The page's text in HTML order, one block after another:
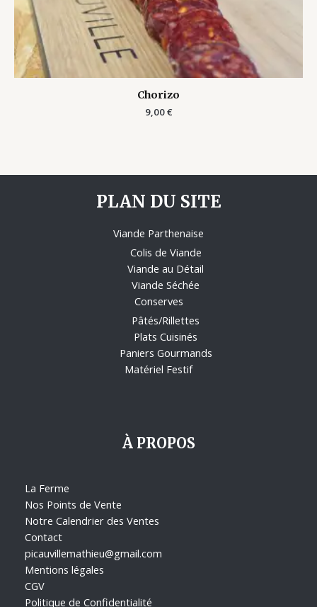
Chorizo
9,00€
PLAN DU SITE
Viande Parthenaise
Colis de Viande
Viande au Détail
Viande Séchée
Conserves
Pâtés/Rillettes
Plats Cuisinés
Paniers Gourmands
Matériel Festif
À PROPOS
La Ferme
Nos Points de Vente
Notre Calendrier des Ventes
Contact
picauvillemathieu@gmail.com
Mentions légales
CGV
Politique de Confidentialité